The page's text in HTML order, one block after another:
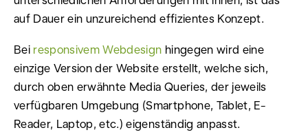
auf Dauer ein unzureichend effizientes Konzept.
Bei responsivem Webdesign hingegen wird eine
einzige Version der Website erstellt, welche sich,
durch oben erwähnte Media Queries, der jeweils
verfügbaren Umgebung (Smartphone, Tablet, E-
Reader, Laptop, etc.) eigenständig anpasst.